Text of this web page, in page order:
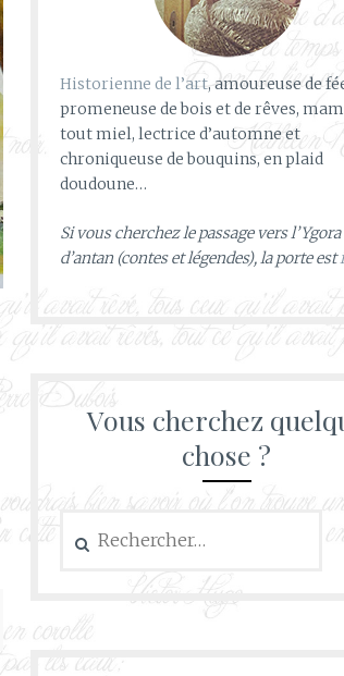
Historienne de l’art, amoureuse de
promeneuse de bois et de rêves,
tout miel, lectrice d’automne et
chroniqueuse de bouquins, en plaid
doudoune…
Si vous cherchez le passage vers l’Ygora
d’antan (contes et légendes), la porte est
Vous cherchez
chose ?